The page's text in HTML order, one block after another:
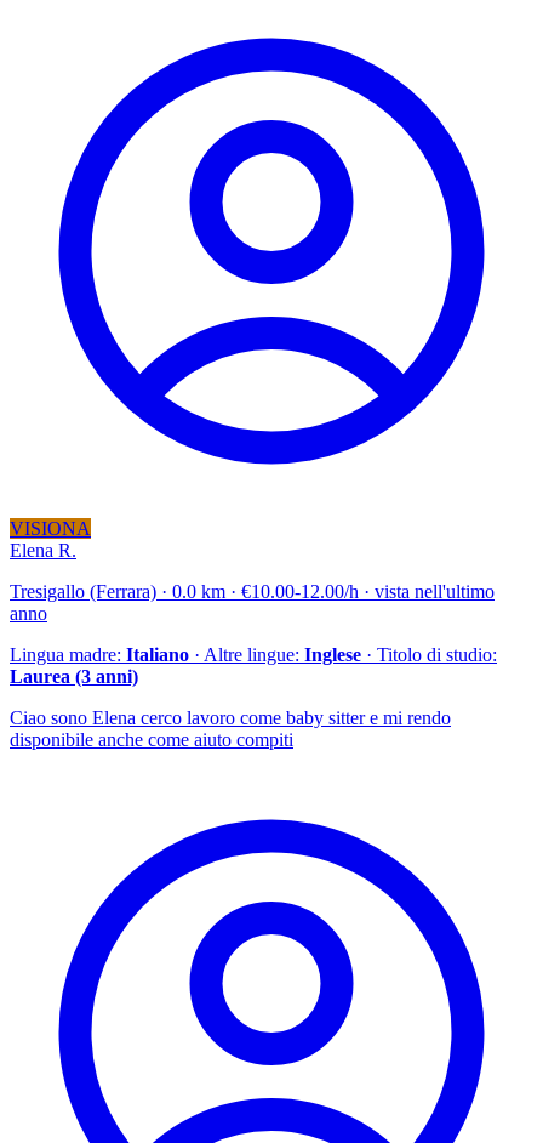
VISIONA
Elena R.
Tresigallo (Ferrara) · 0.0 km · €10.00-12.00/h · vista nell'ultimo
anno
Lingua madre: Italiano · Altre lingue: Inglese · Titolo di studio:
Laurea (3 anni)
Ciao sono Elena cerco lavoro come baby sitter e mi rendo
disponibile anche come aiuto compiti